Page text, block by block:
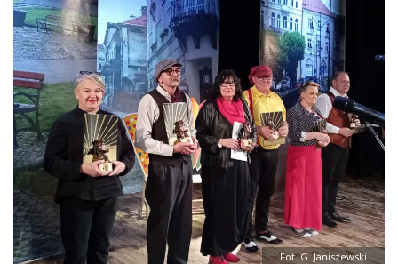
Fot. G. Janiszewski